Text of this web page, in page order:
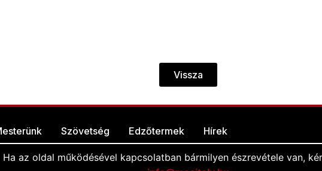
Vissza
Szövetség Edzőtermek Hírek
Ha az oldal működésével kapcsolatban bármilyen észrevétele van,